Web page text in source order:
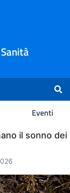
Eventi
il sonno dei